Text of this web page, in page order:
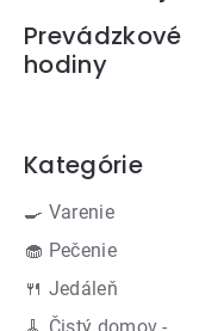
Prevádzkové
hodiny
Kategórie
🍳 Varenie
🧁 Pečenie
🍴 Jedáleň
🧹 Čistý domov -